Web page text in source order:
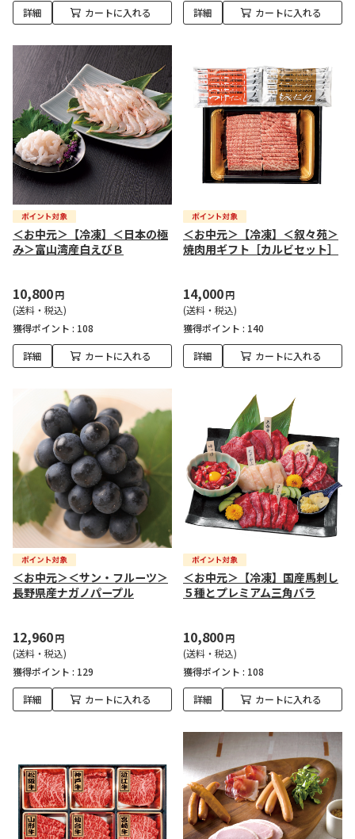
詳細 カートに入れる 詳細 カートに入れる
＜お中元＞【冷凍】＜日本の極
み＞富山湾産白えびＢ
10,800円
(送料・税込)
獲得ポイント : 108
詳細 カートに入れる
＜お中元＞【冷凍】＜叙々苑＞
焼肉用ギフト［カルビセット］
14,000円
(送料・税込)
獲得ポイント : 140
詳細 カートに入れる
＜お中元＞＜サン・フルーツ＞
長野県産ナガノパープル
12,960円
(送料・税込)
獲得ポイント : 129
詳細 カートに入れる
＜お中元＞【冷凍】国産馬刺し
５種とプレミアム三角バラ
10,800円
(送料・税込)
獲得ポイント : 108
詳細 カートに入れる